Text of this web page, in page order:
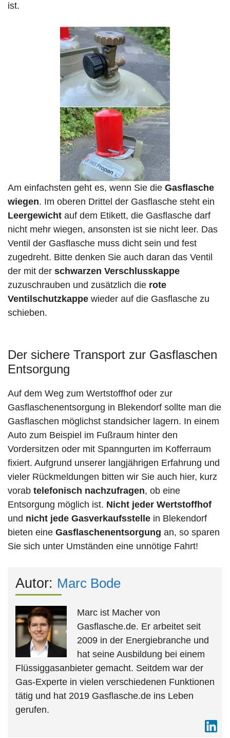
ist.
Am einfachsten geht es, wenn Sie die Gasflasche
wiegen. Im oberen Drittel der Gasflasche steht ein
Leergewicht auf dem Etikett, die Gasflasche darf
nicht mehr wiegen, ansonsten ist sie nicht leer. Das
Ventil der Gasflasche muss dicht sein und fest
zugedreht. Bitte denken Sie auch daran das Ventil
der mit der schwarzen Verschlusskappe
zuzuschrauben und zusätzlich die rote
Ventilschutzkappe wieder auf die Gasflasche zu
schieben.
Der sichere Transport zur Gasflaschen
Entsorgung
Auf dem Weg zum Wertstoffhof oder zur
Gasflaschenentsorgung in Blekendorf sollte man die
Gasflaschen möglichst standsicher lagern. In einem
Auto zum Beispiel im Fußraum hinter den
Vordersitzen oder mit Spanngurten im Kofferraum
fixiert. Aufgrund unserer langjährigen Erfahrung und
vieler Rückmeldungen bitten wir Sie auch hier, kurz
vorab telefonisch nachzufragen, ob eine
Entsorgung möglich ist. Nicht jeder Wertstoffhof
und nicht jede Gasverkaufsstelle in Blekendorf
bieten eine Gasflaschenentsorgung an, so sparen
Sie sich unter Umständen eine unnötige Fahrt!
Autor: Marc Bode
Marc ist Macher von
Gasflasche.de. Er arbeitet seit
2009 in der Energiebranche und
hat seine Ausbildung bei einem
Flüssiggasanbieter gemacht. Seitdem war der
Gas-Experte in vielen verschiedenen Funktionen
tätig und hat 2019 Gasflasche.de ins Leben
gerufen.